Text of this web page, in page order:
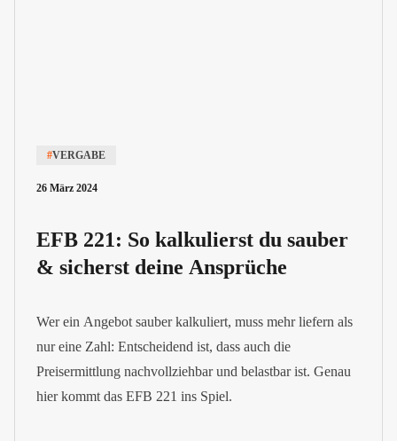
#VERGABE
26 März 2024
EFB 221: So kalkulierst du sauber
& sicherst deine Ansprüche
Wer ein Angebot sauber kalkuliert, muss mehr liefern als
nur eine Zahl: Entscheidend ist, dass auch die
Preisermittlung nachvollziehbar und belastbar ist. Genau
hier kommt das EFB 221 ins Spiel.